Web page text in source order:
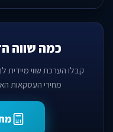
כמה שווה
קבלו הערכת שווי
מחירי העסקאות